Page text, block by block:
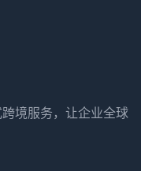
境服务，让企业全球